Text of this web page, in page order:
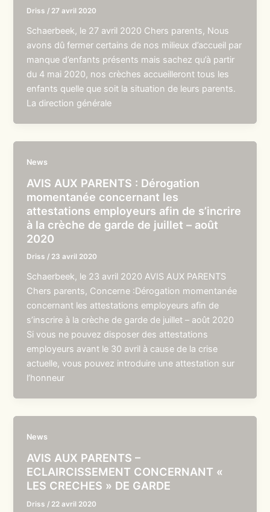
Driss / 27 avril 2020
Schaerbeek, le 27 avril 2020 Chers parents, Nous
avons dû fermer certains de nos milieux d’accueil par
manque d’enfants présents mais sachez qu’à partir
du 4 mai 2020, nos crèches accueilleront tous les
enfants quelle que soit la situation de leurs parents.
La direction générale
News
AVIS AUX PARENTS : Dérogation
momentanée concernant les
attestations employeurs afin de s’incrire
à la crèche de garde de juillet – août
2020
Driss / 23 avril 2020
Schaerbeek, le 23 avril 2020 AVIS AUX PARENTS
Chers parents, Concerne :Dérogation momentanée
concernant les attestations employeurs afin de
s’inscrire à la crèche de garde de juillet – août 2020
Si vous ne pouvez disposer des attestations
employeurs avant le 30 avril à cause de la crise
actuelle, vous pouvez introduire une attestation sur
l’honneur
News
AVIS AUX PARENTS –
ECLAIRCISSEMENT CONCERNANT «
LES CRECHES » DE GARDE
Driss / 22 avril 2020